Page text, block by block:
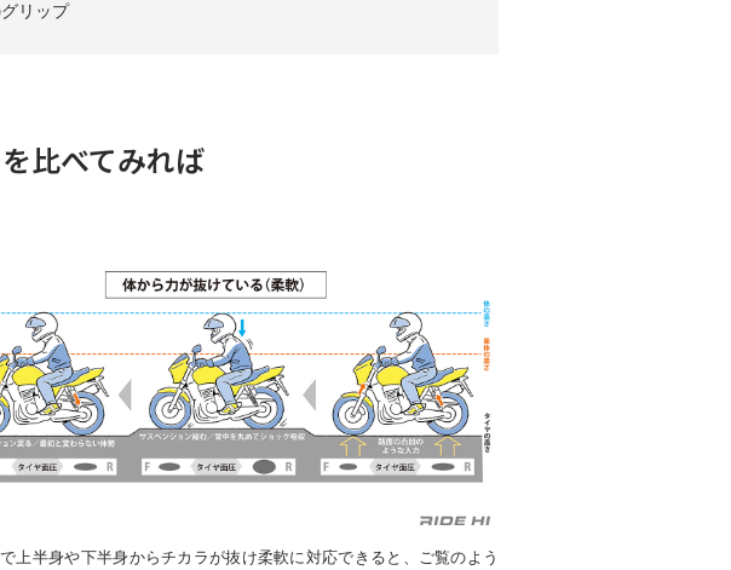
リップ
比べてみれば
上半身や下半身からチカラが抜け柔軟に対応できると、ご覧のよう